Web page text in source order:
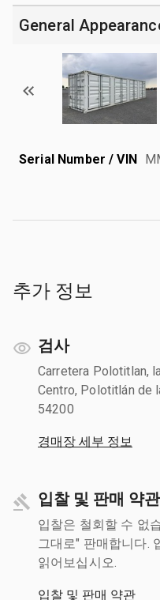
General
Serial Number / VIN
추가 정보
검사
Carretera Polotitlan,
Centro, Polotitlán de
54200
경매장 세부 정보
입찰 및 판매 약관
입찰은 철회할 수 없
그대로" 판매합니다.
읽어보십시오.
입찰 및 판매 약관